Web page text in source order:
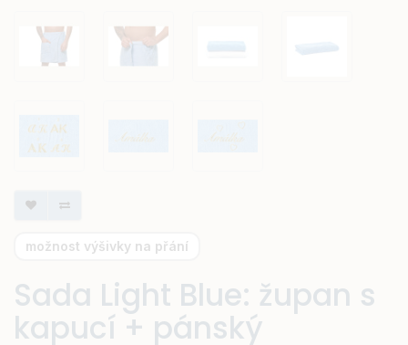
možnost výšivky na přání
Sada Light Blue: župan s
kapucí + pánský